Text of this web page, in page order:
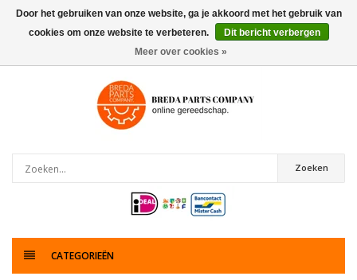
0artikelen
Zoeken
CATEGORIEËN
Door het gebruiken van onze website, ga je akkoord met het gebruik van
cookies om onze website te verbeteren.
Dit bericht verbergen
Meer over cookies »